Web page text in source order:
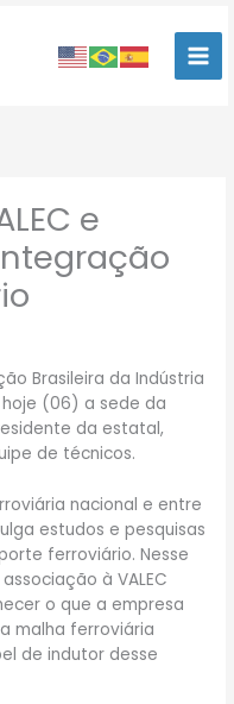
e
Brasileira da Indústria
(06) a sede da
da estatal,
de técnicos.
nacional e entre
estudos e pesquisas
ferroviário. Nesse
à VALEC
o que a empresa
malha ferroviária
de indutor desse